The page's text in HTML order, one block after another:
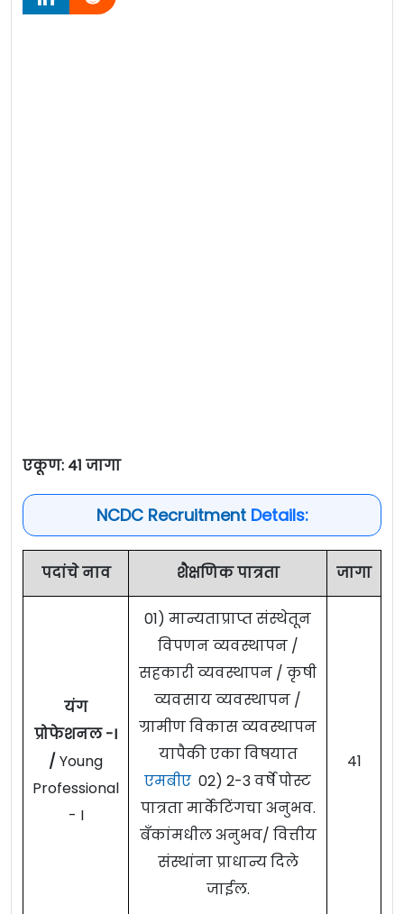
एकूण: 41 जागा
NCDC RecruitmentDetails:
पदांचे नाव शैक्षणिक पात्रता जागा
यंग
प्रोफेशनल -I
/ Young
Professional
- I
01) मान्यताप्राप्त संस्थेतून
विपणन व्यवस्थापन /
सहकारी व्यवस्थापन / कृषी
व्यवसाय व्यवस्थापन /
ग्रामीण विकास व्यवस्थापन
यापैकी एका विषयात
एमबीए 02) 2-3 वर्षे पोस्ट
पात्रता मार्केटिंगचा अनुभव.
बँकांमधील अनुभव/ वित्तीय
संस्थांना प्राधान्य दिले
जाईल.
41